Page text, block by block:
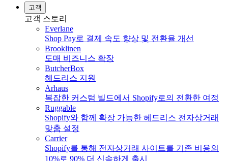
고객
고객 스토리
Everlane
Shop Pay로 결제 속도 향상 및 전환율 개선
Brooklinen
도매 비즈니스 확장
ButcherBox
헤드리스 지원
Arhaus
복잡한 커스텀 빌드에서 Shopify로의 전환한 여정
Ruggable
Shopify와 함께 확장 가능한 헤드리스 전자상거래
맞춤 설정
Carrier
Shopify를 통해 전자상거래 사이트를 기존 비용의
10%로 90% 더 신속하게 출시